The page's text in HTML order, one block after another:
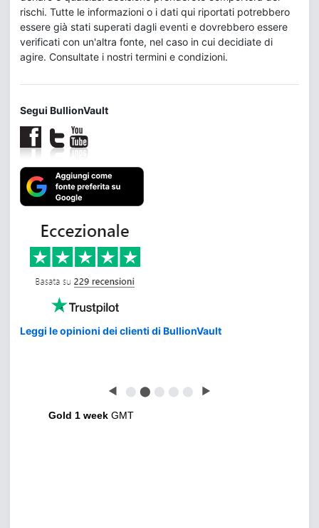
rischi. Tutte le informazioni o i dati qui riportati potrebbero
essere già stati superati dagli eventi e dovrebbero essere
verificati con un'altra fonte, nel caso in cui decidiate di
agire. Consultate i nostri termini e condizioni.
Segui BullionVault
Leggi le opinioni dei clienti di BullionVault
◀ ⬤ ⬤ ⬤ ⬤ ⬤ ▶
Gold 1 week GMT